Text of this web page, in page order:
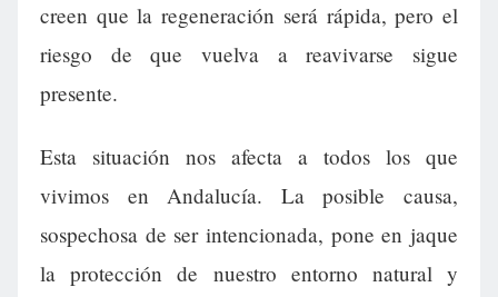
creen que la regeneración será rápida, pero el
riesgo de que vuelva a reavivarse sigue
presente.
Esta situación nos afecta a todos los que
vivimos en Andalucía. La posible causa,
sospechosa de ser intencionada, pone en jaque
la protección de nuestro entorno natural y